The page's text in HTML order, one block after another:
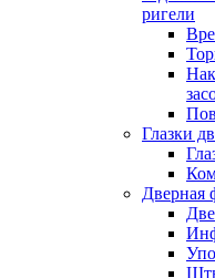
ригели
Глазки
Дверная